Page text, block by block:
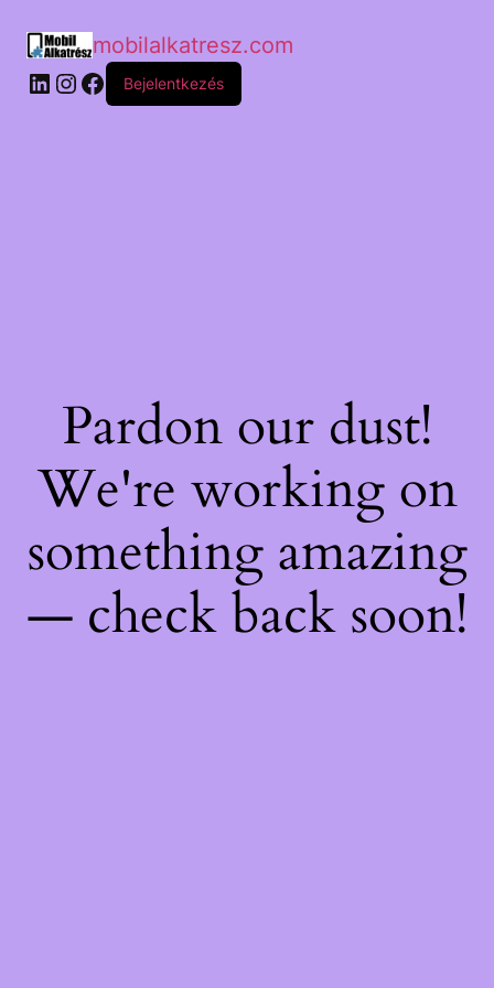
mobilalkatresz.com
Bejelentkezés
Pardon our dust!
We're working on
something amazing
— check back soon!